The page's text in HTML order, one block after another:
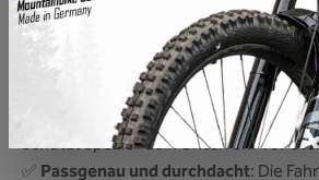
Unterrohr ist auf dem Trail
Steinschlag ausgesetzt und ist
strapazierte Stelle an deinem
Umfassender Schutz
: Die MTB
schützt speziell dein Unterrohr vor
✅ Passgenau und durchdacht: Die